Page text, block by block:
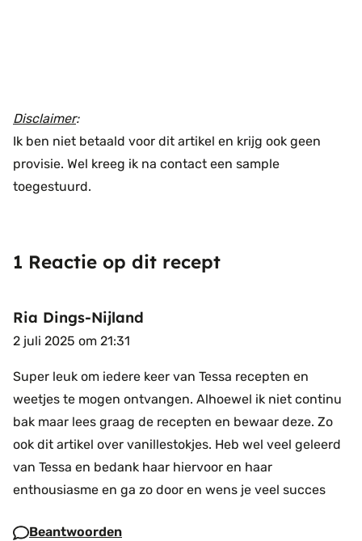
Disclaimer:
Ik ben niet betaald voor dit artikel en krijg ook geen
provisie. Wel kreeg ik na contact een sample
toegestuurd.
1 Reactie op dit recept
Ria Dings-Nijland
2 juli 2025 om 21:31
Super leuk om iedere keer van Tessa recepten en
weetjes te mogen ontvangen. Alhoewel ik niet continu
bak maar lees graag de recepten en bewaar deze. Zo
ook dit artikel over vanillestokjes. Heb wel veel geleerd
van Tessa en bedank haar hiervoor en haar
enthousiasme en ga zo door en wens je veel succes
Beantwoorden